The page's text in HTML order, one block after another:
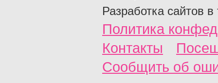
Разработка сайтов в
Политика
Контакты
Сообщить об